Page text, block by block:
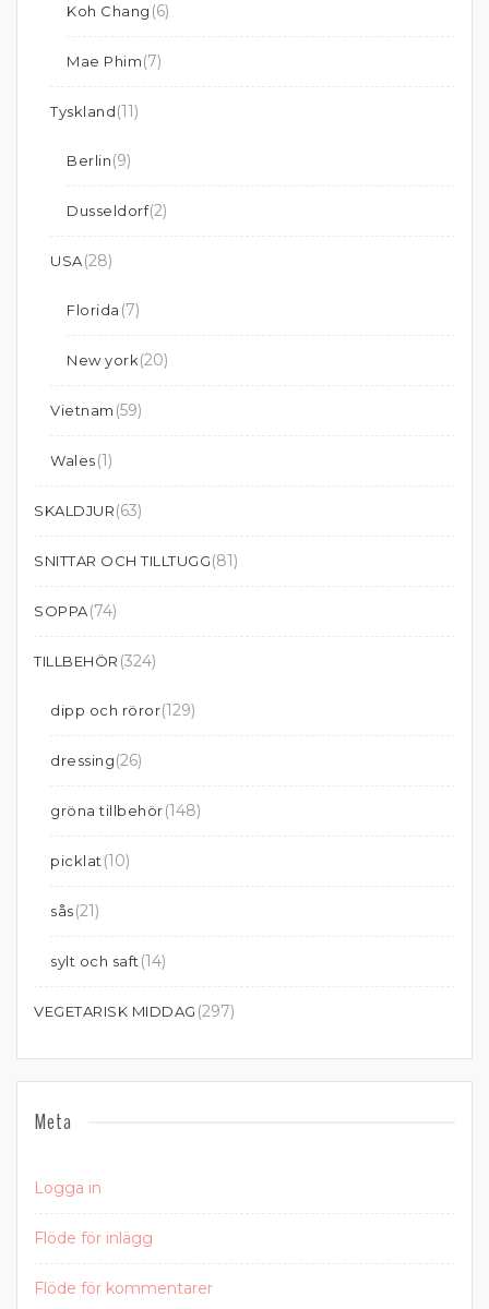
Koh Chang (6)
Mae Phim(7)
Tyskland(11)
Berlin(9)
Dusseldorf(2)
USA(28)
Florida (7)
New york(20)
Vietnam (59)
Wales(1)
SKALDJUR(63)
SNITTAR OCH TILLTUGG(81)
SOPPA(74)
TILLBEHÖR (324)
dipp och röror(129)
dressing(26)
gröna tillbehör(148)
picklat (10)
sås(21)
sylt och saft (14)
VEGETARISK MIDDAG (297)
Meta
Logga in
Flöde för inlägg
Flöde för kommentarer